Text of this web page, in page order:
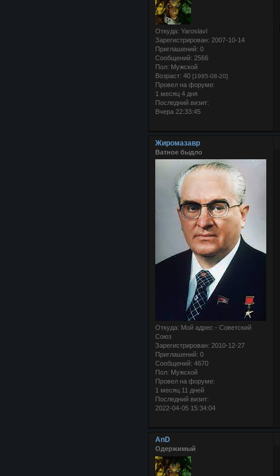
Откуда: Yaroslavl
Зарегистрирован: 2007-10-14
Приглашений: 0
Сообщений: 2566
Пол: Мужской
Возраст: 40 [1985-08-20]
Провел на форуме:
1 месяц 4 дня
Последний визит:
Вчера 22:33:45
Жиромазавр
Ватное быдло
Откуда: Мой адрес - Советский
Союз
Зарегистрирован: 2010-12-27
Приглашений: 0
Сообщений: 4670
Пол: Мужской
Провел на форуме:
1 месяц 11 дней
Последний визит:
2022-04-05 15:34:04
AnD
Одержимый